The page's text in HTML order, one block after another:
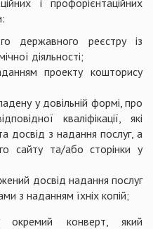
і профорієнтаційних
державного реєстру із
діяльності;
проекту кошторису
у довільній формі, про
кваліфікації, які
досвід з надання послуг, а
сайту та/або сторінки у
досвід надання послуг
з наданням їхніх копій;
окремий конверт, який